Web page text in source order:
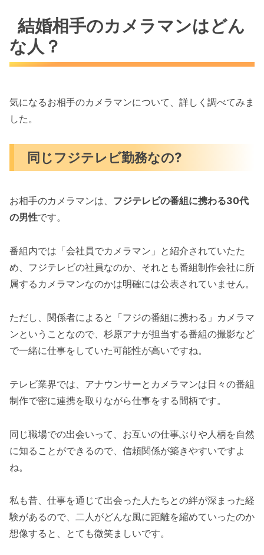
結婚相手のカメラマンはどん
な人？
気になるお相手のカメラマンについて、詳しく調べてみま
した。
同じフジテレビ勤務なの?
お相手のカメラマンは、 フジテレビの番組に携わる30代
の男性です。
番組内では「会社員でカメラマン」と紹介されていたた
め、フジテレビの社員なのか、それとも番組制作会社に所
属するカメラマンなのかは明確には公表されていません。
ただし、関係者によると「フジの番組に携わる」カメラマ
ンということなので、杉原アナが担当する番組の撮影など
で一緒に仕事をしていた可能性が高いですね。
テレビ業界では、アナウンサーとカメラマンは日々の番組
制作で密に連携を取りながら仕事をする間柄です。
同じ職場での出会いって、お互いの仕事ぶりや人柄を自然
に知ることができるので、信頼関係が築きやすいですよ
ね。
私も昔、仕事を通じて出会った人たちとの絆が深まった経
験があるので、二人がどんな風に距離を縮めていったのか
想像すると、とても微笑ましいです。